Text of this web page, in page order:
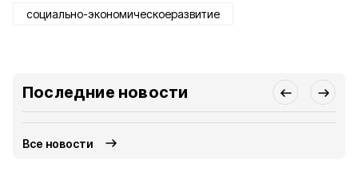
социально-экономическоеразвитие
Последние новости
Все новости